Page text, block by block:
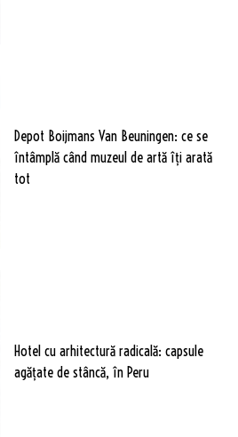
Depot Boijmans Van Beuningen: ce se
întâmplă când muzeul de artă îți arată
tot
Hotel cu arhitectură radicală: capsule
agățate de stâncă, în Peru